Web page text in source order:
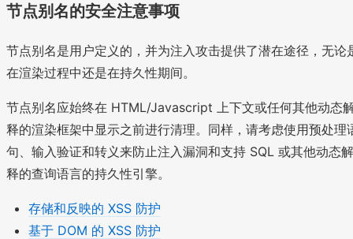
节点别名的安全注意事项
节点别名是用户定义的，并为注入攻击提供了潜在途径，无论
在渲染过程中还是在持久性期间。
节点别名应始终在 HTML/Javascript 上下文或任何其他动态
释的渲染框架中显示之前进行清理。同样，请考虑使用预处理
句、输入验证和转义来防止注入漏洞和支持 SQL 或其他动态解
释的查询语言的持久性引擎。
存储和反映的 XSS 防护
基于 DOM 的 XSS 防护